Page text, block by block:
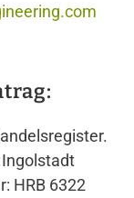
HRB 6322